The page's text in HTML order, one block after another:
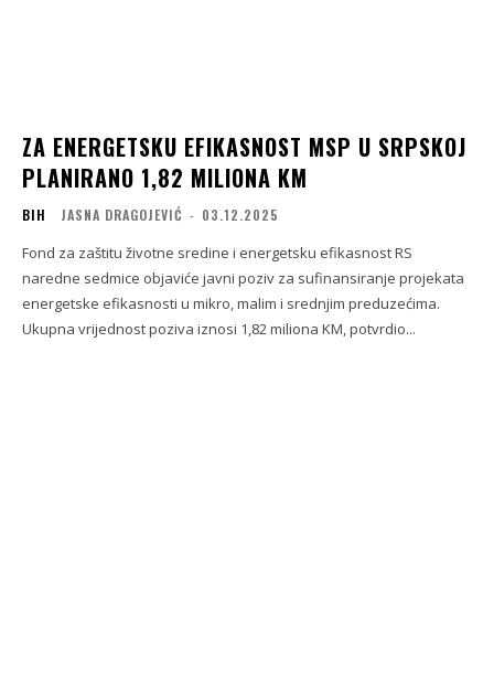
ZA ENERGETSKU EFIKASNOST MSP U SRPSKOJ
PLANIRANO 1,82 MILIONA KM
BIH JASNA DRAGOJEVIĆ - 03.12.2025
Fond za zaštitu životne sredine i energetsku efikasnost RS
naredne sedmice objaviće javni poziv za sufinansiranje projekata
energetske efikasnosti u mikro, malim i srednjim preduzećima.
Ukupna vrijednost poziva iznosi 1,82 miliona KM, potvrdio...